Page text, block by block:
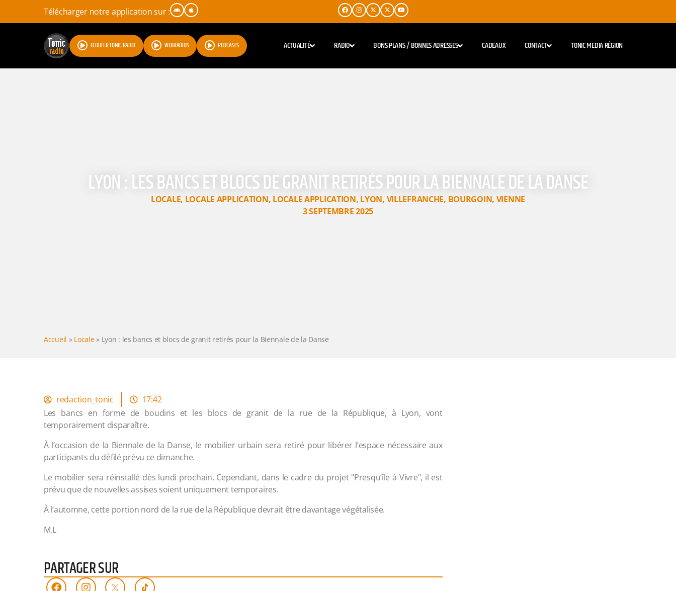
Télécharger notre application sur :
ÉCOUTER TONIC RADIO WEBRADIOS PODCASTS ACTUALITÉ RADIO BONS PLANS / BONNES ADRESSES CADEAUX CONTACT TONIC MEDIA RÉGION
LYON : LES BANCS ET BLOCS DE GRANIT RETIRÉS POUR LA BIENNALE DE LA DANSE
LOCALE, LOCALE APPLICATION, LOCALE APPLICATION, LYON, VILLEFRANCHE, BOURGOIN, VIENNE
3 SEPTEMBRE 2025
Accueil » Locale» Lyon : les bancs et blocs de granit retirés pour la Biennale de la Danse
redaction_tonic
17:42
Les bancs en forme de boudins et les blocs de granit de la rue de la République, à Lyon, vont
temporairement disparaître.
À l’occasion de la Biennale de la Danse, le mobilier urbain sera retiré pour libérer l’espace nécessaire aux
participants du défilé prévu ce dimanche.
Le mobilier sera réinstallé dès lundi prochain. Cependant, dans le cadre du projet "Presqu’île à Vivre", il est
prévu que de nouvelles assises soient uniquement temporaires.
À l’automne, cette portion nord de la rue de la République devrait être davantage végétalisée.
M.L
PARTAGER SUR